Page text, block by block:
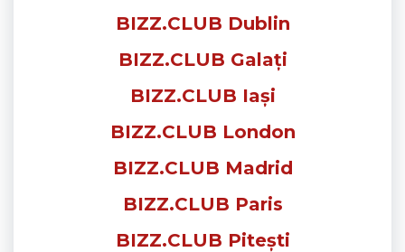
BIZZ.CLUB Dublin
BIZZ.CLUB Galați
BIZZ.CLUB Iași
BIZZ.CLUB London
BIZZ.CLUB Madrid
BIZZ.CLUB Paris
BIZZ.CLUB Pitești